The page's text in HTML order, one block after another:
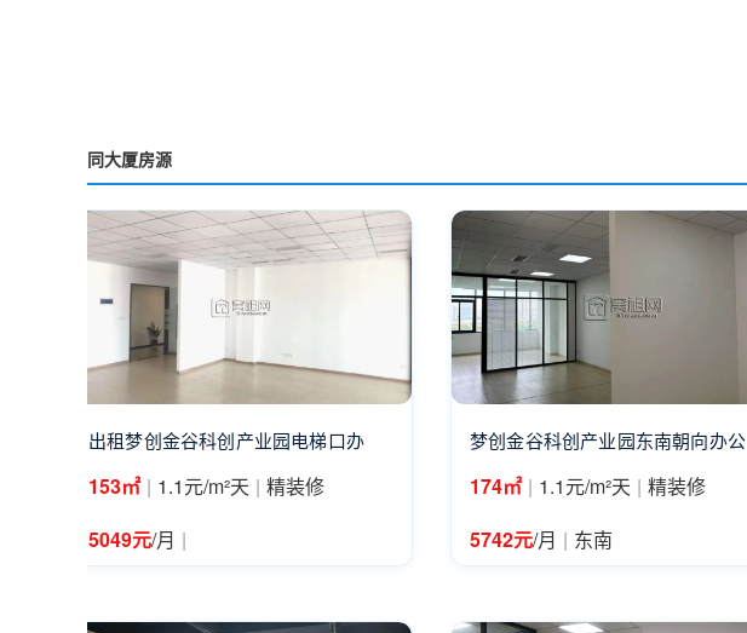
同大厦房源
出租梦创金谷科创产业园电梯口办
153㎡ | 1.1元/m²天 | 精装修
5049元/月 |
梦创金谷科创产业园东南朝向办公
174㎡ | 1.1元/m²天 | 精装修
5742元/月 | 东南